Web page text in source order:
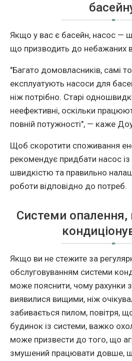
Якщо у вас є басейн, насос —
що призводить до небажаних
"Багато домовласників, самі
експлуатують насоси для
ніж потрібно. Старі
неефективні, оскільки
повній потужності", — каже
Щоб скоротити споживання
рекомендує придбати насос
швидкістю та правильно
роботи відповідно до потреб.
Системи опалення,
Якщо ви не стежите за
обслуговуванням системи
може пояснити, чому рахунки
виявилися вищими, ніж
забивається пилом, повітря,
будинок із системи, важко
може призвести до того, що
змушений працювати довше,